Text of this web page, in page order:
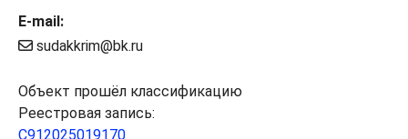
E-mail:
sudakkrim@bk.ru
Объект прошёл классификацию
Реестровая запись:
С912025019170